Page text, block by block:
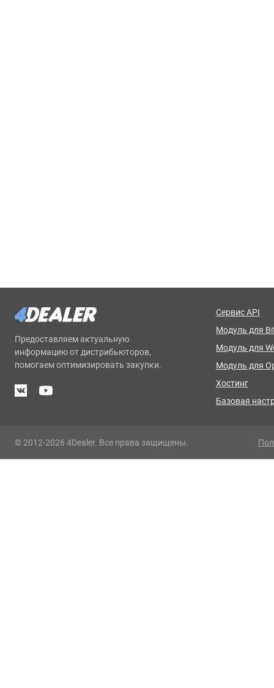
Предоставляем актуальную
информацию от дистрибьюторов,
помогаем оптимизировать закупки.
Сервис API
Модуль для
Модуль для
Модуль для
Хостинг
Базовая
© 2012-2026 4Dealer. Все права защищены.